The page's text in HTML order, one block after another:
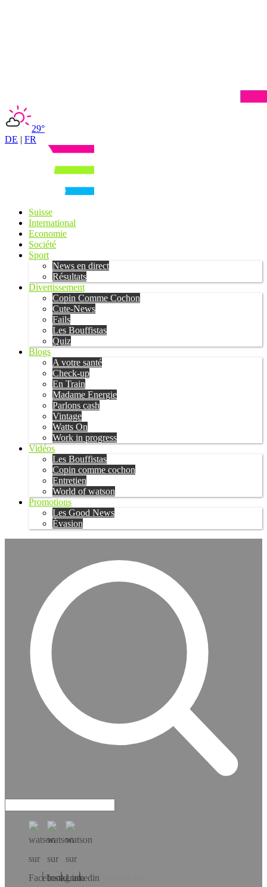
29°
DE | FR
Suisse
International
Economie
Société
Sport
News en direct
Résultats
Divertissement
Copin Comme Cochon
Cute-News
Fails
Les Bouffistas
Quiz
Blogs
A votre santé
Check-up
En Train
Madame Energie
Parlons cash
Vintage
Watts On
Work in progress
Vidéos
Les Bouffistas
Copin comme cochon
Entretien
World of watson
Promotions
Les Good News
Évasion
Téléchargez l’app!